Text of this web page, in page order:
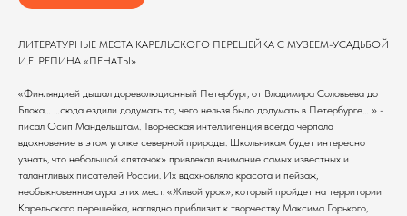
ЛИТЕРАТУРНЫЕ МЕСТА КАРЕЛЬСКОГО ПЕРЕШЕЙКА С МУЗЕЕМ-УСАДЬБОЙ
И.Е. РЕПИНА «ПЕНАТЫ»
«Финляндией дышал дореволюционный Петербург, от Владимира Соловьева до
Блока… …сюда ездили додумать то, чего нельзя было додумать в Петербурге… » -
писал Осип Мандельштам. Творческая интеллигенция всегда черпала
вдохновение в этом уголке северной природы. Школьникам будет интересно
узнать, что небольшой «пятачок» привлекал внимание самых известных и
талантливых писателей России. Их вдохновляла красота и пейзаж,
необыкновенная аура этих мест. «Живой урок», который пройдет на территории
Карельского перешейка, наглядно приблизит к творчеству Максима Горького,